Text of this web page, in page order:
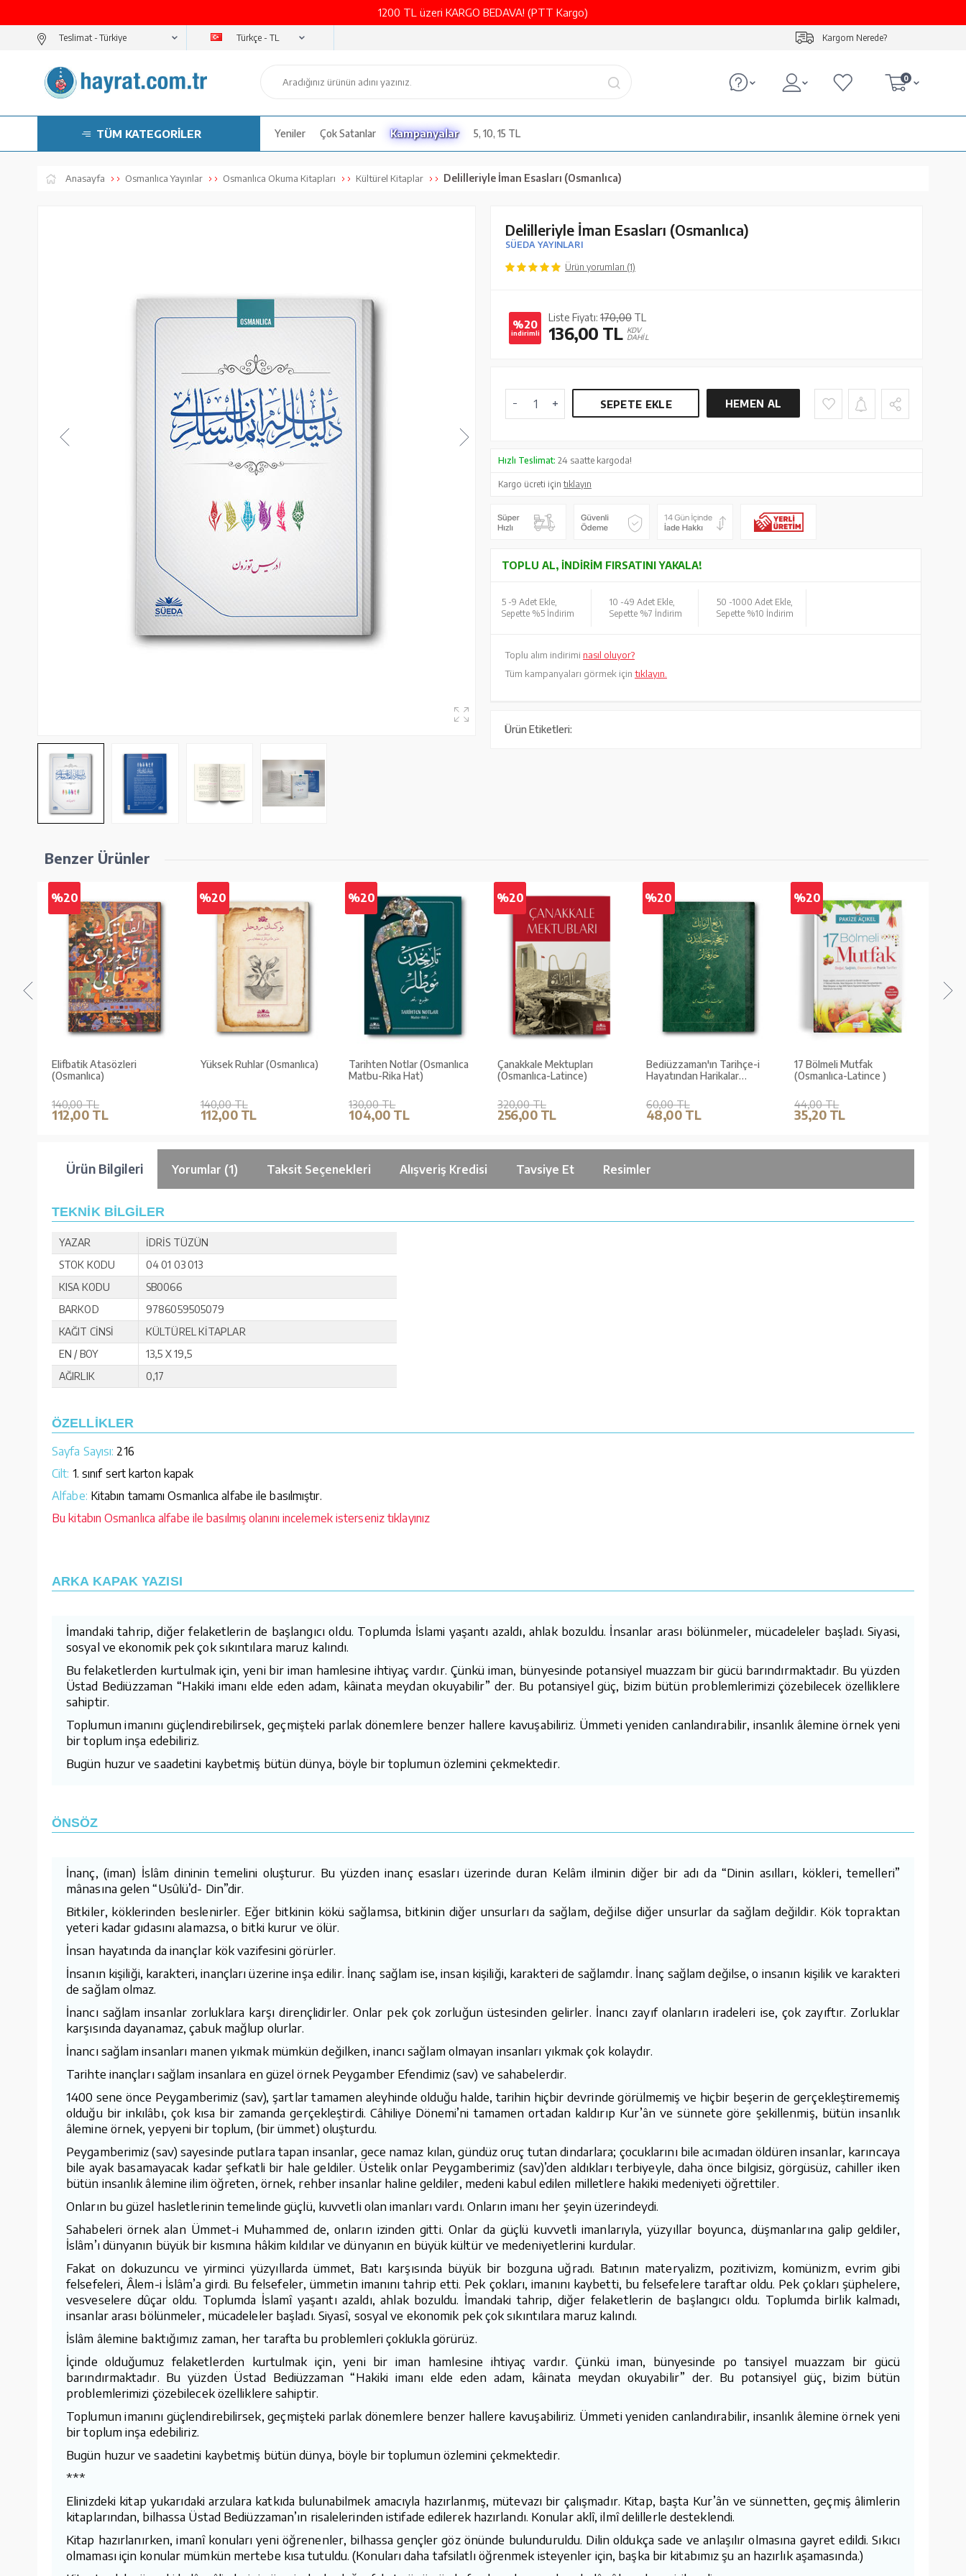
1200 TL üzeri KARGO BEDAVA! (PTT Kargo)
Teslimat - Türkçe - TL Kargom Nerede?
0
TÜM KATEGORİLER Yeniler Çok Satanlar Kampanyalar 5, 10, 15 TL
Anasayfa Osmanlıca Yayınlar Osmanlıca Okuma Kitapları Kültürel Kitaplar Delilleriyle İman Esasları (Osmanlıca)
Delilleriyle İman Esasları (Osmanlıca)
SÜEDA YAYINLARI
Ürün yorumları (1)
%20
indirimli
Liste Fiyatı: 170,00 TL
136,00 TL KDV
DAHİL
SEPETE EKLE HEMEN AL
Hızlı Teslimat: 24 saatte kargoda!
Kargo ücreti içintıklayın
TOPLU AL, İNDIRIM FIRSATINI YAKALA!
5 -9 Adet Ekle,
Sepette %5 İndirim
10 -49 Adet Ekle,
Sepette %7 İndirim
50 -1000 Adet Ekle,
Sepette %10 İndirim
Toplu alım indirimi nasıl oluyor?
Tüm kampanyaları görmek için tıklayın.
Ürün Etiketleri:
Benzer Ürünler
%20
Elifbatik Atasözleri
(Osmanlıca)
140,00 TL
112,00 TL
%20
Yüksek Ruhlar (Osmanlıca)
140,00 TL
112,00 TL
%20
Tarihten Notlar (Osmanlıca
Matbu-Rika Hat)
130,00 TL
104,00 TL
%20
Çanakkale Mektupları
(Osmanlıca-Latince)
320,00 TL
256,00 TL
%20
Bediüzzaman'ın Tarihçe-i
Hayatından Harikalar
60,00 TL
48,00 TL
%20
17 Bölmeli Mutfak
(Osmanlıca-Latince )
44,00 TL
35,20 TL
Ürün Bilgileri Yorumlar (1) Taksit Seçenekleri Alışveriş Kredisi Tavsiye Et Resimler
TEKNİK BİLGİLER
YAZAR
İDRİS TÜZÜN
STOK KODU
04 01 03 013
KISA KODU
SB0066
BARKOD
9786059505079
KAĞIT CİNSİ
KÜLTÜREL KİTAPLAR
EN / BOY
13,5 X 19,5
AĞIRLIK
0,17
ÖZELLİKLER
Sayfa Sayısı: 216
Cilt: 1. sınıf sert karton kapak
Alfabe: Kitabın tamamı Osmanlıca alfabe ile basılmıştır.
Bu kitabın Osmanlıca alfabe ile basılmış olanını incelemek isterseniz tıklayınız
ARKA KAPAK YAZISI
İmandaki tahrip, diğer felaketlerin de başlangıcı oldu. Toplumda İslami yaşantı azaldı, ahlak bozuldu. İnsanlar arası bölünmeler, mücadeleler başladı. Siyasi,
sosyal ve ekonomik pek çok sıkıntılara maruz kalındı.
Bu felaketlerden kurtulmak için, yeni bir iman hamlesine ihtiyaç vardır. Çünkü iman, bünyesinde potansiyel muazzam bir gücü barındırmaktadır. Bu yüzden
Üstad Bediüzzaman “Hakiki imanı elde eden adam, kâinata meydan okuyabilir” der. Bu potansiyel güç, bizim bütün problemlerimizi çözebilecek özelliklere
sahiptir.
Toplumun imanını güçlendirebilirsek, geçmişteki parlak dönemlere benzer hallere kavuşabiliriz. Ümmeti yeniden canlandırabilir, insanlık âlemine örnek yeni
bir toplum inşa edebiliriz.
Bugün huzur ve saadetini kaybetmiş bütün dünya, böyle bir toplumun özlemini çekmektedir.
ÖNSÖZ
İnanç, (iman) İslâm dininin temelini oluşturur. Bu yüzden inanç esasları üzerinde duran Kelâm ilminin diğer bir adı da “Dinin asılları, kökleri, temelleri”
mânasına gelen “Usûlü’d- Din”dir.
Bitkiler, köklerinden beslenirler. Eğer bitkinin kökü sağlamsa, bitkinin diğer unsurları da sağlam, değilse diğer unsurlar da sağlam değildir. Kök topraktan
yeteri kadar gıdasını alamazsa, o bitki kurur ve ölür.
İnsan hayatında da inançlar kök vazifesini görürler.
İnsanın kişiliği, karakteri, inançları üzerine inşa edilir. İnanç sağlam ise, insan kişiliği, karakteri de sağlamdır. İnanç sağlam değilse, o insanın kişilik ve karakteri
de sağlam olmaz.
İnancı sağlam insanlar zorluklara karşı dirençlidirler. Onlar pek çok zorluğun üstesinden gelirler. İnancı zayıf olanların iradeleri ise, çok zayıftır. Zorluklar
karşısında dayanamaz, çabuk mağlup olurlar.
İnancı sağlam insanları manen yıkmak mümkün değilken, inancı sağlam olmayan insanları yıkmak çok kolaydır.
Tarihte inançları sağlam insanlara en güzel örnek Peygamber Efendimiz (sav) ve sahabelerdir.
1400 sene önce Peygamberimiz (sav), şartlar tamamen aleyhinde olduğu halde, tarihin hiçbir devrinde görülmemiş ve hiçbir beşerin de gerçekleştirememiş
olduğu bir inkılâbı, çok kısa bir zamanda gerçekleştirdi. Câhiliye Dönemi’ni tamamen ortadan kaldırıp Kur’ân ve sünnete göre şekillenmiş, bütün insanlık
âlemine örnek, yepyeni bir toplum, (bir ümmet) oluşturdu.
Peygamberimiz (sav) sayesinde putlara tapan insanlar, gece namaz kılan, gündüz oruç tutan dindarlara; çocuklarını bile acımadan öldüren insanlar, karıncaya
bile ayak basamayacak kadar şefkatli bir hale geldiler. Üstelik onlar Peygamberimiz (sav)’den aldıkları terbiyeyle, daha önce bilgisiz, görgüsüz, cahiller iken
bütün insanlık âlemine ilim öğreten, örnek, rehber insanlar haline geldiler, medeni kabul edilen milletlere hakiki medeniyeti öğrettiler.
Onların bu güzel hasletlerinin temelinde güçlü, kuvvetli olan imanları vardı. Onların imanı her şeyin üzerindeydi.
Sahabeleri örnek alan Ümmet-i Muhammed de, onların izinden gitti. Onlar da güçlü kuvvetli imanlarıyla, yüzyıllar boyunca, düşmanlarına galip geldiler,
İslâm’ı dünyanın büyük bir kısmına hâkim kıldılar ve dünyanın en büyük kültür ve medeniyetlerini kurdular.
Fakat on dokuzuncu ve yirminci yüzyıllarda ümmet, Batı karşısında büyük bir bozguna uğradı. Batının materyalizm, pozitivizm, komünizm, evrim gibi
felsefeleri, Âlem-i İslâm’a girdi. Bu felsefeler, ümmetin imanını tahrip etti. Pek çokları, imanını kaybetti, bu felsefelere taraftar oldu. Pek çokları şüphelere,
vesveselere dûçar oldu. Toplumda İslamî yaşantı azaldı, ahlak bozuldu. İmandaki tahrip, diğer felaketlerin de başlangıcı oldu. Toplumda birlik kalmadı,
insanlar arası bölünmeler, mücadeleler başladı. Siyasî, sosyal ve ekonomik pek çok sıkıntılara maruz kalındı.
İslâm âlemine baktığımız zaman, her tarafta bu problemleri çoklukla görürüz.
İçinde olduğumuz felaketlerden kurtulmak için, yeni bir iman hamlesine ihtiyaç vardır. Çünkü iman, bünyesinde po tansiyel muazzam bir gücü
barındırmaktadır. Bu yüzden Üstad Bediüzzaman “Hakiki imanı elde eden adam, kâinata meydan okuyabilir” der. Bu potansiyel güç, bizim bütün
problemlerimizi çözebilecek özelliklere sahiptir.
Toplumun imanını güçlendirebilirsek, geçmişteki parlak dönemlere benzer hallere kavuşabiliriz. Ümmeti yeniden canlandırabilir, insanlık âlemine örnek yeni
bir toplum inşa edebiliriz.
Bugün huzur ve saadetini kaybetmiş bütün dünya, böyle bir toplumun özlemini çekmektedir.
***
Elinizdeki kitap yukarıdaki arzulara katkıda bulunabilmek amacıyla hazırlanmış, mütevazı bir çalışmadır. Kitap, başta Kur’ân ve sünnetten, geçmiş âlimlerin
kitaplarından, bilhassa Üstad Bediüzzaman’ın risalelerinden istifade edilerek hazırlandı. Konular aklî, ilmî delillerle desteklendi.
Kitap hazırlanırken, imanî konuları yeni öğrenenler, bilhassa gençler göz önünde bulunduruldu. Dilin oldukça sade ve anlaşılır olmasına gayret edildi. Sıkıcı
olmaması için konular mümkün mertebe kısa tutuldu. (Konuları daha tafsilatlı öğrenmek isteyenler için, başka bir kitabımız şu an hazırlık aşamasında.)